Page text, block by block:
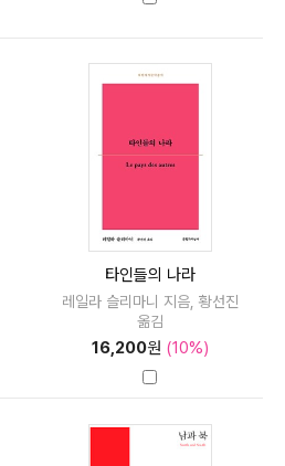
타인들의 나라
레일라 슬리마니 지음, 황선진
옮김
16,200원 (10%)